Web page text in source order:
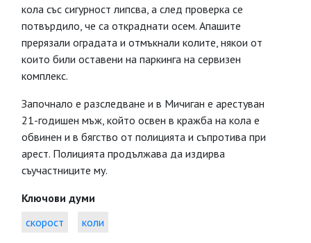
кола със сигурност липсва, а след проверка се
потвърдило, че са откраднати осем. Апашите
прерязали оградата и отмъкнали колите, някои от
които били оставени на паркинга на сервизен
комплекс.
Започнало е разследване и в Мичиган е арестуван
21-годишен мъж, който освен в кражба на кола е
обвинен и в бягство от полицията и съпротива при
арест. Полицията продължава да издирва
съучастниците му.
Ключови думи
скорост
коли